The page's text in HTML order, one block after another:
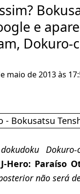
e
maio de 2013 às
Dokuro-
Hero: Paraíso
não será